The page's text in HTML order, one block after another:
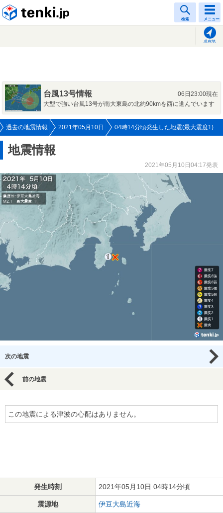
検索 メニュー
現在地
台風13号情報
06日23:00現在
大型で強い台風13号が南大東島の北約90kmを西に進んでいます
過去の地震情報 2021年05月10日 04時14分頃発生した地震(最大震度1)
地震情報
2021年05月10日04:17発表
次の地震
前の地震
この地震による津波の心配はありません。
発生時刻 2021年05月10日 04時14分頃
震源地 伊豆大島近海